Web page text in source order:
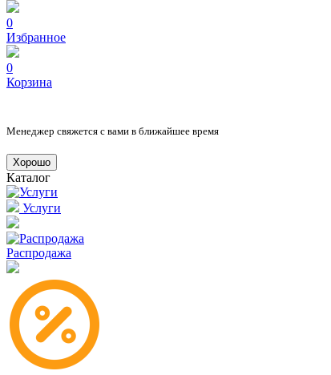
0
Избранное
0
Корзина
Менеджер свяжется с вами в ближайшее время
Хорошо
Каталог
Услуги
Распродажа